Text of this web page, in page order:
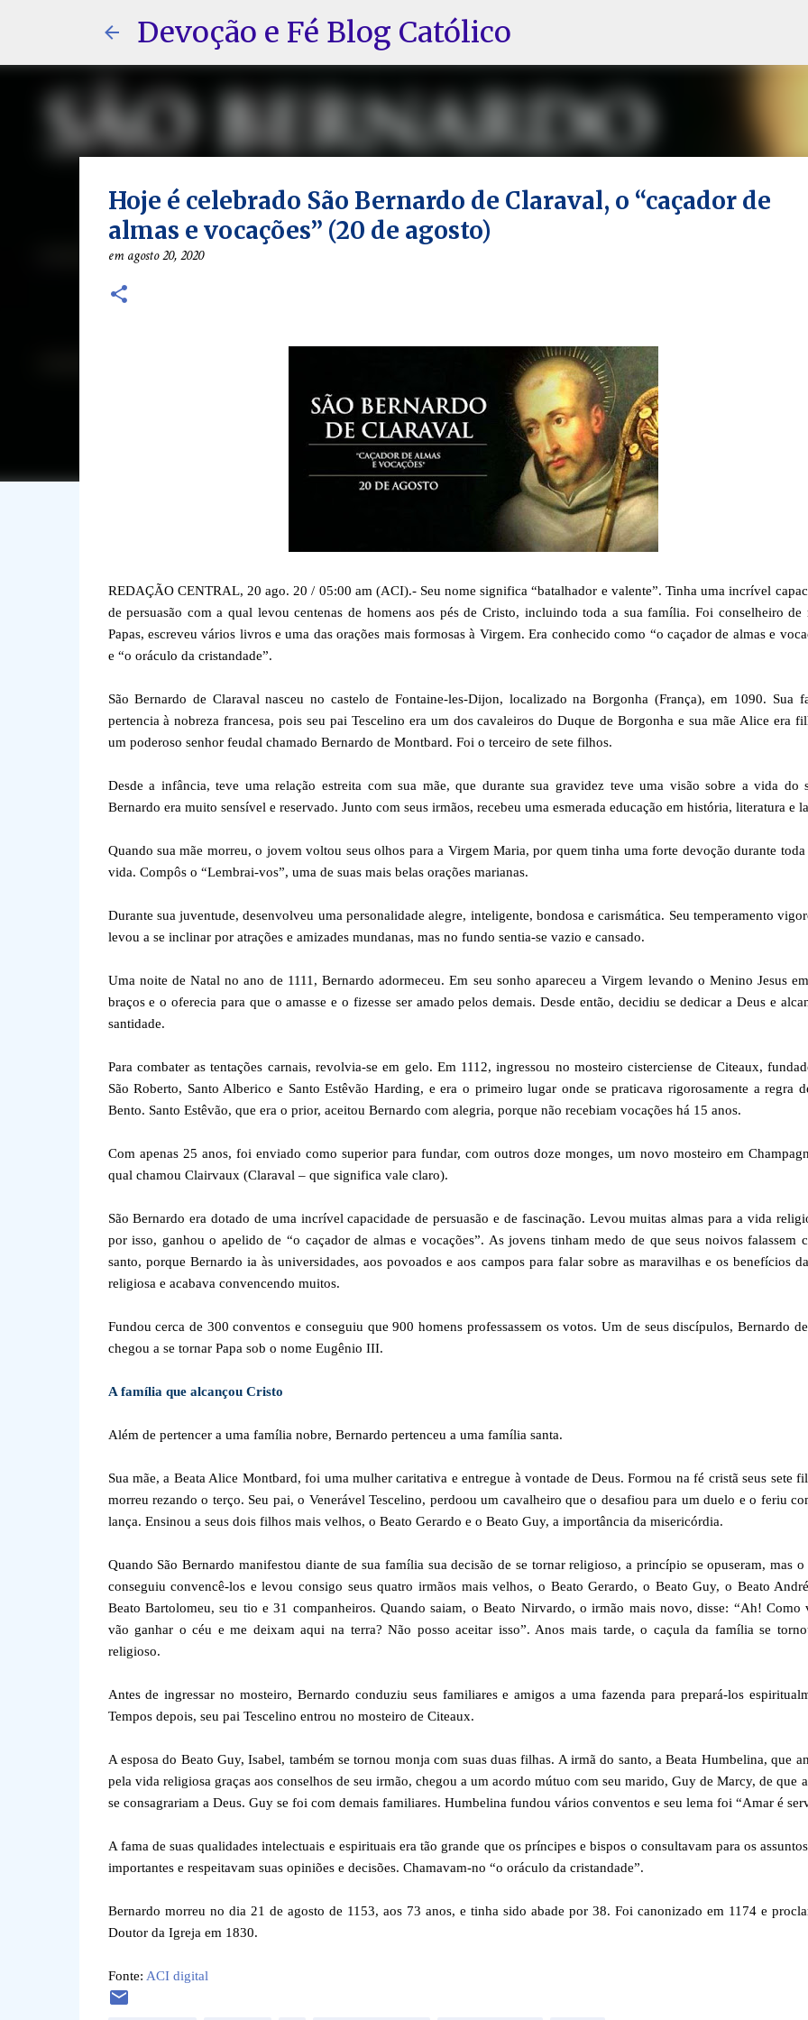
Pular para o conteúdo principal
Devoção e Fé Blog Católico
Hoje é celebrado São Bernardo de Claraval, o “caçador de
almas e vocações” (20 de agosto)
emagosto 20, 2020
REDAÇÃO CENTRAL, 20 ago. 20 / 05:00 am (ACI).- Seu nome significa “batalhador e valente”. Tinha uma incrível
de persuasão com a qual levou centenas de homens aos pés de Cristo, incluindo toda a sua família. Foi conselheiro de
Papas, escreveu vários livros e uma das orações mais formosas à Virgem. Era conhecido como “o caçador de almas e
e “o oráculo da cristandade”.
São Bernardo de Claraval nasceu no castelo de Fontaine-les-Dijon, localizado na Borgonha (França), em 1090. Sua
pertencia à nobreza francesa, pois seu pai Tescelino era um dos cavaleiros do Duque de Borgonha e sua mãe Alice era
um poderoso senhor feudal chamado Bernardo de Montbard. Foi o terceiro de sete filhos.
Desde a infância, teve uma relação estreita com sua mãe, que durante sua gravidez teve uma visão sobre a vida do
Bernardo era muito sensível e reservado. Junto com seus irmãos, recebeu uma esmerada educação em história, literatura e
Quando sua mãe morreu, o jovem voltou seus olhos para a Virgem Maria, por quem tinha uma forte devoção durante toda
vida. Compôs o “Lembrai-vos”, uma de suas mais belas orações marianas.
Durante sua juventude, desenvolveu uma personalidade alegre, inteligente, bondosa e carismática. Seu temperamento
levou a se inclinar por atrações e amizades mundanas, mas no fundo sentia-se vazio e cansado.
Uma noite de Natal no ano de 1111, Bernardo adormeceu. Em seu sonho apareceu a Virgem levando o Menino Jesus
braços e o oferecia para que o amasse e o fizesse ser amado pelos demais. Desde então, decidiu se dedicar a Deus e
santidade.
Para combater as tentações carnais, revolvia-se em gelo. Em 1112, ingressou no mosteiro cisterciense de Citeaux,
São Roberto, Santo Alberico e Santo Estêvão Harding, e era o primeiro lugar onde se praticava rigorosamente a regra
Bento. Santo Estêvão, que era o prior, aceitou Bernardo com alegria, porque não recebiam vocações há 15 anos.
Com apenas 25 anos, foi enviado como superior para fundar, com outros doze monges, um novo mosteiro em
qual chamou Clairvaux (Claraval – que significa vale claro).
São Bernardo era dotado de uma incrível capacidade de persuasão e de fascinação. Levou muitas almas para a vida
por isso, ganhou o apelido de “o caçador de almas e vocações”. As jovens tinham medo de que seus noivos falassem
santo, porque Bernardo ia às universidades, aos povoados e aos campos para falar sobre as maravilhas e os benefícios
religiosa e acabava convencendo muitos.
Fundou cerca de 300 conventos e conseguiu que 900 homens professassem os votos. Um de seus discípulos, Bernardo de
chegou a se tornar Papa sob o nome Eugênio III.
A família que alcançou Cristo
Além de pertencer a uma família nobre, Bernardo pertenceu a uma família santa.
Sua mãe, a Beata Alice Montbard, foi uma mulher caritativa e entregue à vontade de Deus. Formou na fé cristã seus sete
morreu rezando o terço. Seu pai, o Venerável Tescelino, perdoou um cavalheiro que o desafiou para um duelo e o feriu
lança. Ensinou a seus dois filhos mais velhos, o Beato Gerardo e o Beato Guy, a importância da misericórdia.
Quando São Bernardo manifestou diante de sua família sua decisão de se tornar religioso, a princípio se opuseram, mas o
conseguiu convencê-los e levou consigo seus quatro irmãos mais velhos, o Beato Gerardo, o Beato Guy, o Beato
Beato Bartolomeu, seu tio e 31 companheiros. Quando saiam, o Beato Nirvardo, o irmão mais novo, disse: “Ah! Como
vão ganhar o céu e me deixam aqui na terra? Não posso aceitar isso”. Anos mais tarde, o caçula da família se
religioso.
Antes de ingressar no mosteiro, Bernardo conduziu seus familiares e amigos a uma fazenda para prepará-los
Tempos depois, seu pai Tescelino entrou no mosteiro de Citeaux.
A esposa do Beato Guy, Isabel, também se tornou monja com suas duas filhas. A irmã do santo, a Beata Humbelina, que
pela vida religiosa graças aos conselhos de seu irmão, chegou a um acordo mútuo com seu marido, Guy de Marcy, de que
se consagrariam a Deus. Guy se foi com demais familiares. Humbelina fundou vários conventos e seu lema foi “Amar é
A fama de suas qualidades intelectuais e espirituais era tão grande que os príncipes e bispos o consultavam para os
importantes e respeitavam suas opiniões e decisões. Chamavam-no “o oráculo da cristandade”.
Bernardo morreu no dia 21 de agosto de 1153, aos 73 anos, e tinha sido abade por 38. Foi canonizado em 1174 e
Doutor da Igreja em 1830.
Fonte: ACI digital